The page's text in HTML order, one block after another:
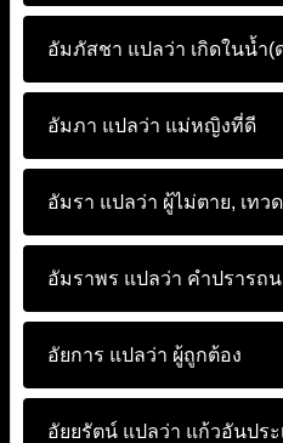
อัมภัสชา แปลว่า เกิดในน้ำ(
อัมภา แปลว่า แม่หญิงที่ดี
อัมรา แปลว่า ผู้ไม่ตาย, เทว
อัมราพร แปลว่า คำปรารถ
อัยการ แปลว่า ผู้ถูกต้อง
อัยยรัตน์ แปลว่า แก้วอันประ